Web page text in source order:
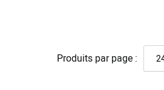
Produits par page :